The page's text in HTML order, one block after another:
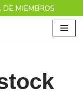
DE MIEMBROS